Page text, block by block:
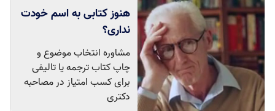
هنوز کتابی به اسم خودت
نداری؟
مشاوره انتخاب موضوع و
چاپ کتاب ترجمه یا تالیفی
برای کسب امتیاز در مصاحبه
دکتری